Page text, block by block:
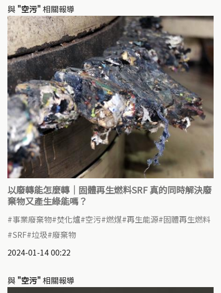
與 "空污" 相關報導
以廢轉能怎麼轉｜固體再生燃料SRF 真的同時解決廢
棄物又產生綠能嗎？
事業廢棄物 焚化爐 空污 燃煤 再生能源 固體再生燃料
SRF 垃圾 廢棄物
2024-01-14 00:22
與 "空污" 相關報導